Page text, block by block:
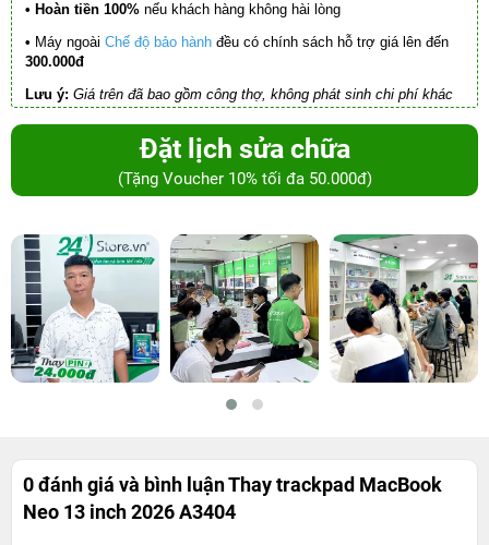
• Hoàn tiền 100% nếu khách hàng không hài lòng
• Máy ngoài Chế độ bảo hành đều có chính sách hỗ trợ giá lên đến
300.000đ
Lưu ý: Giá trên đã bao gồm công thợ, không phát sinh chi phí khác
Đặt lịch sửa chữa
(Tặng Voucher 10% tối đa 50.000đ)
0 đánh giá và bình luậnThay trackpad MacBook
Neo 13 inch 2026 A3404